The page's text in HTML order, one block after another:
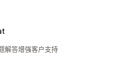
解答增强客户支持